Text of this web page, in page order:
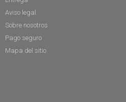
Aviso legal
Sobre nosotros
Pago seguro
Mapa del sitio